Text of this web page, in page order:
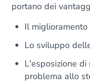
portano dei
Il
Lo sviluppo
L'esposizione
problema allo